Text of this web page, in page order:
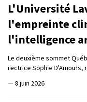
L'Université
l'empreinte
l'intelligence
Le deuxième sommet
rectrice Sophie D'Amours,
— 8 juin 2026